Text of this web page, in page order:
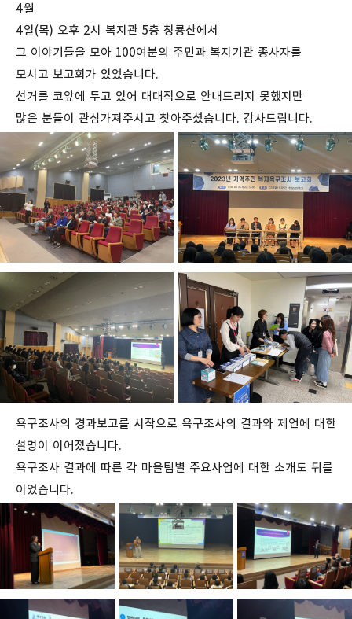
4월
4일(목) 오후 2시 복지관 5층 청룡산에서
그 이야기들을 모아 100여분의 주민과 복지기관 종사자를
모시고 보고회가 있었습니다.
선거를 코앞에 두고 있어 대대적으로 안내드리지 못했지만
많은 분들이 관심가져주시고 찾아주셨습니다. 감사드립니다.
욕구조사의 경과보고를 시작으로 욕구조사의 결과와 제언에 대한
설명이 이어졌습니다.
욕구조사 결과에 따른 각 마을팀별 주요사업에 대한 소개도 뒤를
이었습니다.